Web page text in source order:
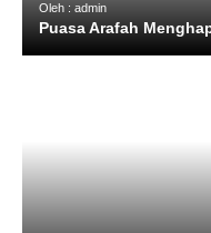
Oleh : admin
Puasa Arafah